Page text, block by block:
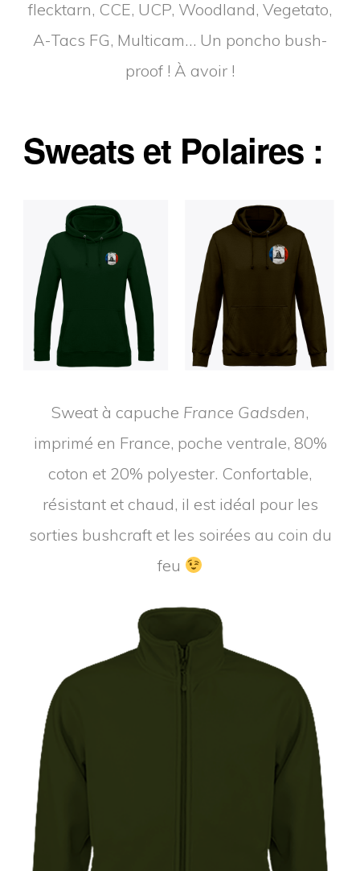
flecktarn, CCE, UCP, Woodland, Vegetato,
A-Tacs FG, Multicam… Un poncho bush-
proof ! À avoir !
Sweats et Polaires :
Sweat à capuche France Gadsden,
imprimé en France, poche ventrale, 80%
coton et 20% polyester. Confortable,
résistant et chaud, il est idéal pour les
sorties bushcraft et les soirées au coin du
feu